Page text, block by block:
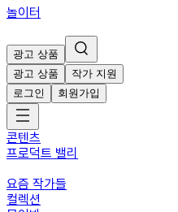
놀이터
광고 상품
광고 상품
작가 지원
로그인
회원가입
콘텐츠
프로덕트 밸리
요즘 작가들
컬렉션